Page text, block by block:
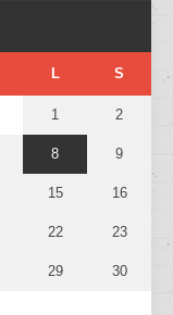
L S
1 2
8 9
15 16
22 23
29 30